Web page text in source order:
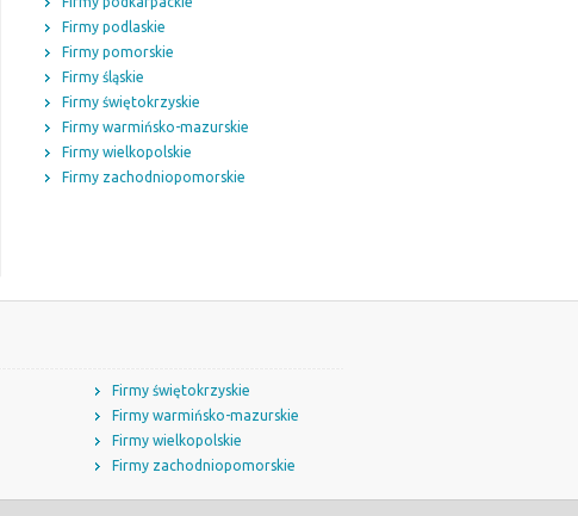
Firmy podlaskie
Firmy pomorskie
Firmy śląskie
Firmy świętokrzyskie
Firmy warmińsko-mazurskie
Firmy wielkopolskie
Firmy zachodniopomorskie
Firmy świętokrzyskie
Firmy warmińsko-mazurskie
Firmy wielkopolskie
Firmy zachodniopomorskie